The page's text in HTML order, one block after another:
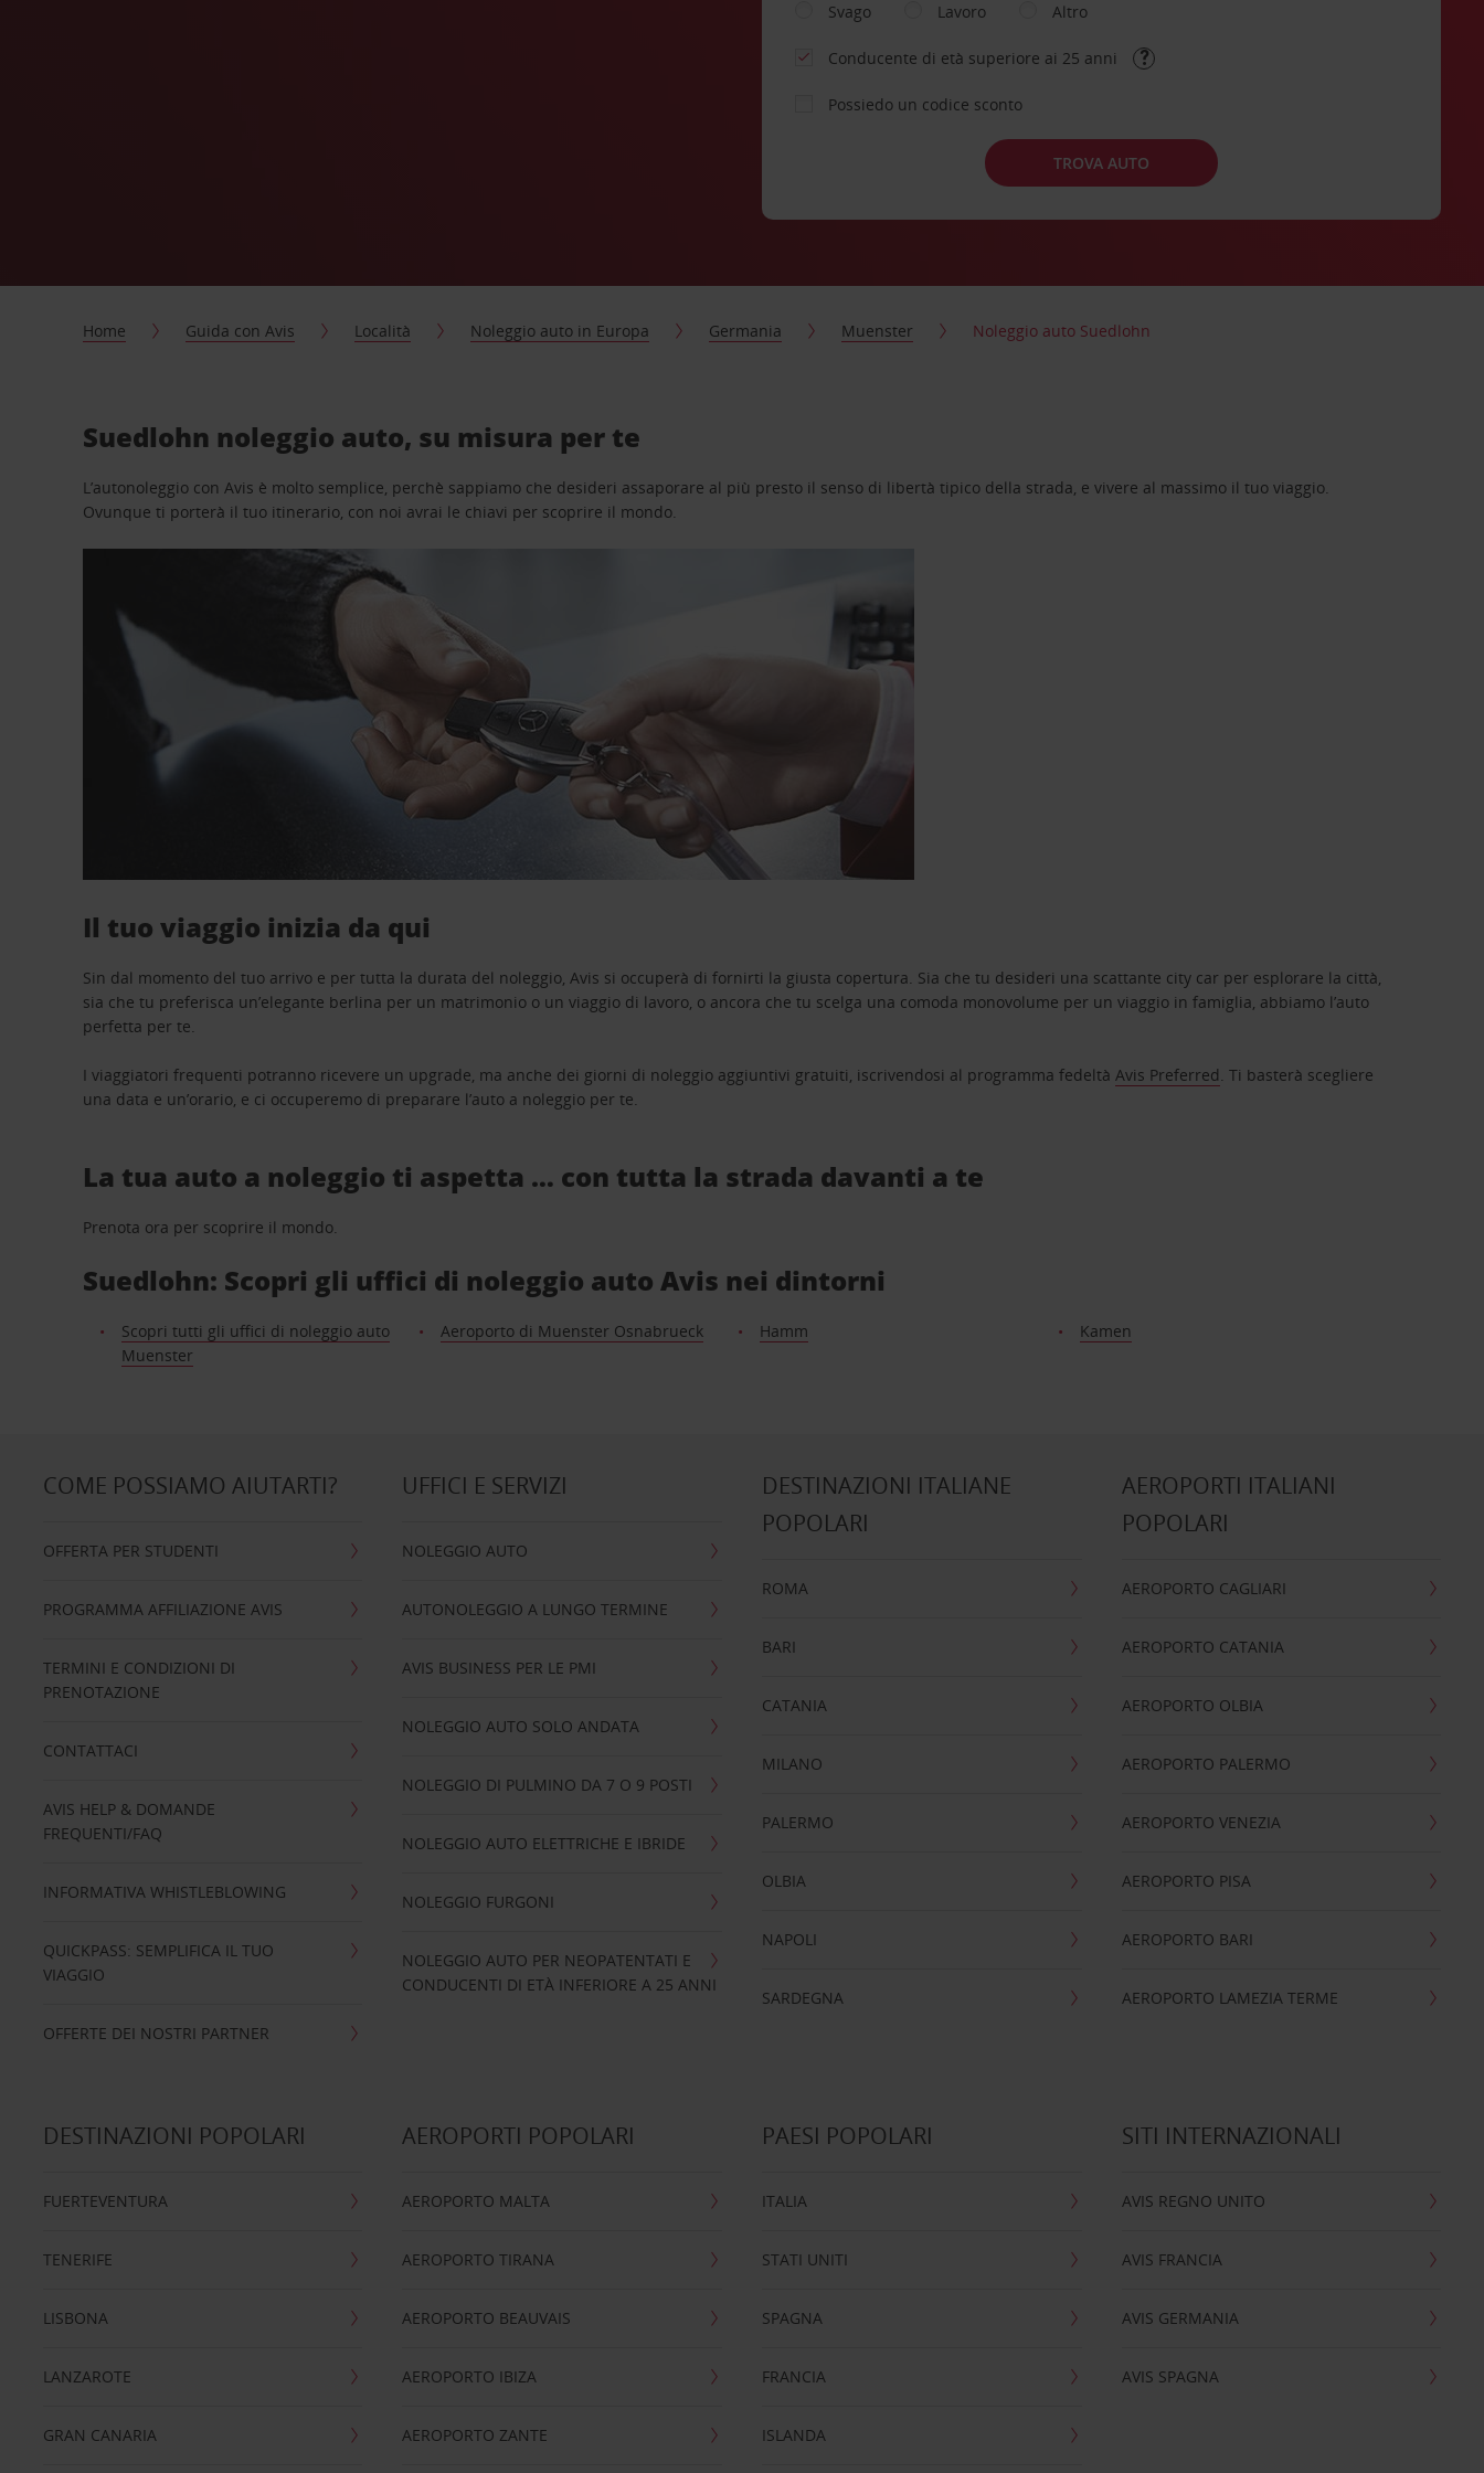
Svago
Lavoro Altro
Conducente di età superiore ai 25 anni
Possiedo un codice sconto
TROVA AUTO
Home Guida con Avis Località Noleggio auto in Europa Germania Muenster Noleggio auto Suedlohn
Suedlohn noleggio auto, su misura per te
L’autonoleggio con Avis è molto semplice, perchè sappiamo che desideri assaporare al più presto il senso di libertà tipico della strada, e vivere al massimo il tuo viaggio.
Ovunque ti porterà il tuo itinerario, con noi avrai le chiavi per scoprire il mondo.
Il tuo viaggio inizia da qui
Sin dal momento del tuo arrivo e per tutta la durata del noleggio, Avis si occuperà di fornirti la giusta copertura. Sia che tu desideri una scattante city car per esplorare la città,
sia che tu preferisca un’elegante berlina per un matrimonio o un viaggio di lavoro, o ancora che tu scelga una comoda monovolume per un viaggio in famiglia, abbiamo l’auto
perfetta per te.
I viaggiatori frequenti potranno ricevere un upgrade, ma anche dei giorni di noleggio aggiuntivi gratuiti, iscrivendosi al programma fedeltàAvis Preferred. Ti basterà scegliere
una data e un’orario, e ci occuperemo di preparare l’auto a noleggio per te.
La tua auto a noleggio ti aspetta … con tutta la strada davanti a te
Prenota ora per scoprire il mondo.
Suedlohn: Scopri gli uffici di noleggio auto Avis nei dintorni
Scopri tutti gli uffici di noleggio auto
Muenster
Aeroporto di Muenster Osnabrueck Hamm Kamen
COME POSSIAMO AIUTARTI?
OFFERTA PER STUDENTI
PROGRAMMA AFFILIAZIONE AVIS
TERMINI E CONDIZIONI DI
PRENOTAZIONE
CONTATTACI
AVIS HELP & DOMANDE
FREQUENTI/FAQ
INFORMATIVA WHISTLEBLOWING
QUICKPASS: SEMPLIFICA IL TUO
VIAGGIO
OFFERTE DEI NOSTRI PARTNER
UFFICI E SERVIZI
NOLEGGIO AUTO
AUTONOLEGGIO A LUNGO TERMINE
AVIS BUSINESS PER LE PMI
NOLEGGIO AUTO SOLO ANDATA
NOLEGGIO DI PULMINO DA 7 O 9 POSTI
NOLEGGIO AUTO ELETTRICHE E IBRIDE
NOLEGGIO FURGONI
NOLEGGIO AUTO PER NEOPATENTATI E
CONDUCENTI DI ETÀ INFERIORE A 25 ANNI
DESTINAZIONI ITALIANE
POPOLARI
ROMA
BARI
CATANIA
MILANO
PALERMO
OLBIA
NAPOLI
SARDEGNA
AEROPORTI ITALIANI
POPOLARI
AEROPORTO CAGLIARI
AEROPORTO CATANIA
AEROPORTO OLBIA
AEROPORTO PALERMO
AEROPORTO VENEZIA
AEROPORTO PISA
AEROPORTO BARI
AEROPORTO LAMEZIA TERME
DESTINAZIONI POPOLARI
FUERTEVENTURA
TENERIFE
LISBONA
LANZAROTE
GRAN CANARIA
AEROPORTI POPOLARI
AEROPORTO MALTA
AEROPORTO TIRANA
AEROPORTO BEAUVAIS
AEROPORTO IBIZA
AEROPORTO ZANTE
PAESI POPOLARI
ITALIA
STATI UNITI
SPAGNA
FRANCIA
ISLANDA
SITI INTERNAZIONALI
AVIS REGNO UNITO
AVIS FRANCIA
AVIS GERMANIA
AVIS SPAGNA